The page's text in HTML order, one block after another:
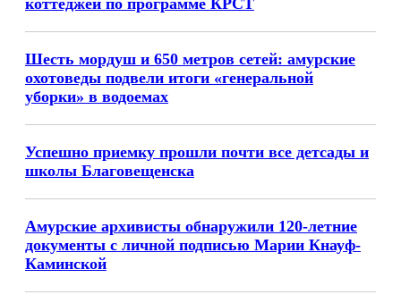
Шесть мордуш и 650 метров сетей: амурские
охотоведы подвели итоги «генеральной
уборки» в водоемах
Успешно приемку прошли почти все детсады и
школы Благовещенска
Амурские архивисты обнаружили 120-летние
документы с личной подписью Марии Кнауф-
Каминской